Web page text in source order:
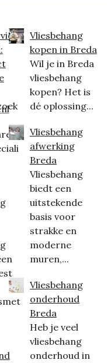
Vliesbehang
kopen in Breda
Wil je in Breda
vliesbehang
kopen? Het is
dé oplossing...
Vliesbehang
afwerking
Breda
Vliesbehang
biedt een
uitstekende
basis voor
strakke en
moderne
muren,...
Vliesbehang
onderhoud
Breda
Heb je veel
vliesbehang
onderhoud in